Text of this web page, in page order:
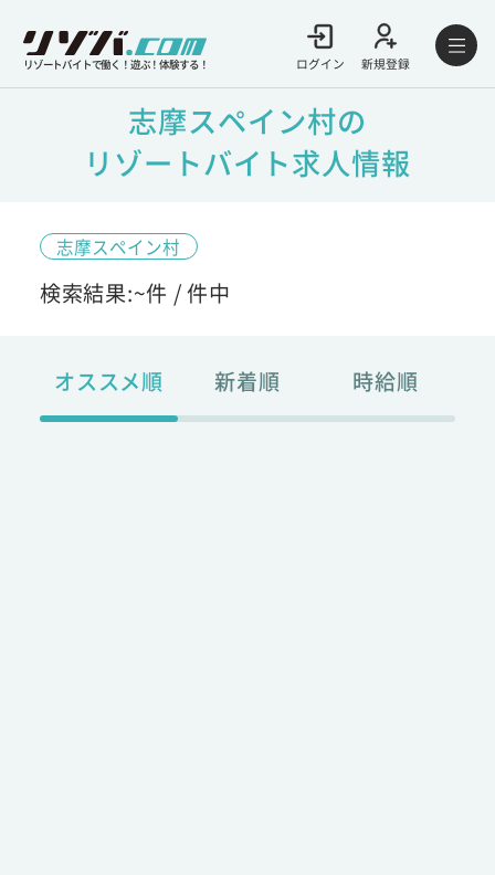
リゾートバイトで働く！遊ぶ！体験する！ ログイン 新規登録
志摩スペイン村の
リゾートバイト求人情報
志摩スペイン村
検索結果:~件 /件中
オススメ順 新着順 時給順